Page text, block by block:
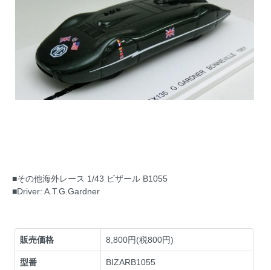
■その他海外レース 1/43 ビザール B1055
■Driver: A.T.G.Gardner
販売価格 8,800円(税800円)
型番 BIZARB1055